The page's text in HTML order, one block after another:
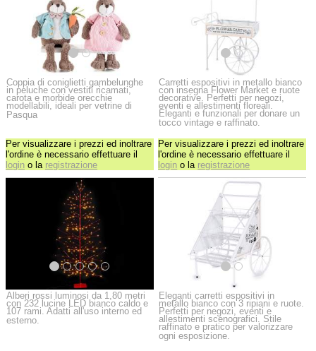
Coppia di coniglietti gambelunghe
in peluche con vestiti ricamati,
carota e morbide orecchie
modellabili, ideali per vetrine di
Pasqua
Per visualizzare i prezzi ed inoltrare
l'ordine è necessario effettuare il
login o la registrazione
Carretti espositivi in metallo bianco
con insegna Flower Market e ruote
decorative. Perfetti per negozi,
eventi e allestimenti floreali.
Eleganti e funzionali per donare un
tocco vintage e raffinato.
Per visualizzare i prezzi ed inoltrare
l'ordine è necessario effettuare il
login o la registrazione
Alberi rossi luminosi da 1,80 metri
con 232 lucine LED bianco caldo e
107 rami. Adatti all'uso interno ed
esterno.
Eleganti carretti espositivi in
metallo bianco con 3 ripiani e ruote.
Perfetti per negozi, eventi e
allestimenti scenografici. Stile
raffinato e pratico per valorizzare
ogni esposizione.